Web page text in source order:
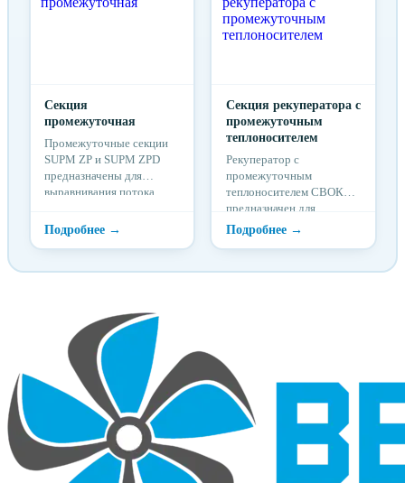
Секция
промежуточная
Промежуточные секции
SUPM ZP и SUPM ZPD
предназначены для
выравнивания потока
использования в качестве
сервисной секции.
Секция рекуператора с
промежуточным
теплоносителем
Рекуператор с
промежуточным
теплоносителем СВОК
предназначен для
утилизации тепловой
энергии вытяжного
вентиляции и